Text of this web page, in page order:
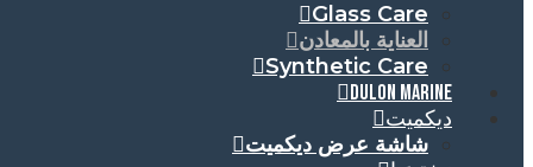
Glass Care
العناية بالمعادن
Synthetic Care
DULON MARINE
ديكميت
شاشة عرض ديكميت